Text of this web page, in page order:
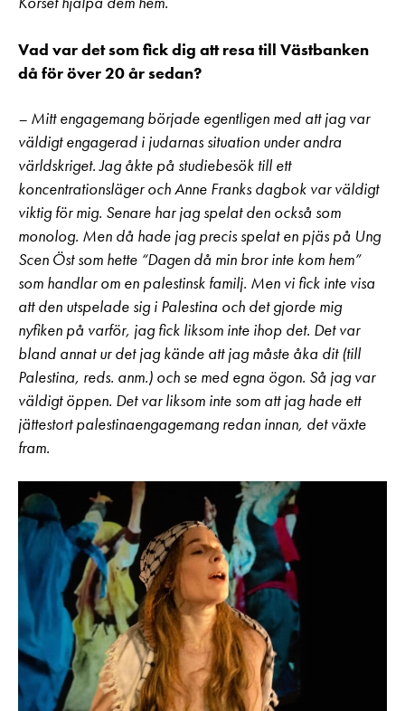
Vad var det som fick dig att resa till Västbanken
då för över 20 år sedan?
– Mitt engagemang började egentligen med att jag var
väldigt engagerad i judarnas situation under andra
världskriget. Jag åkte på studiebesök till ett
koncentrationsläger och Anne Franks dagbok var väldigt
viktig för mig. Senare har jag spelat den också som
monolog. Men då hade jag precis spelat en pjäs på Ung
Scen Öst som hette “Dagen då min bror inte kom hem”
som handlar om en palestinsk familj. Men vi fick inte visa
att den utspelade sig i Palestina och det gjorde mig
nyfiken på varför, jag fick liksom inte ihop det. Det var
bland annat ur det jag kände att jag måste åka dit (till
Palestina, reds. anm.) och se med egna ögon. Så jag var
väldigt öppen. Det var liksom inte som att jag hade ett
jättestort palestinaengagemang redan innan, det växte
fram.